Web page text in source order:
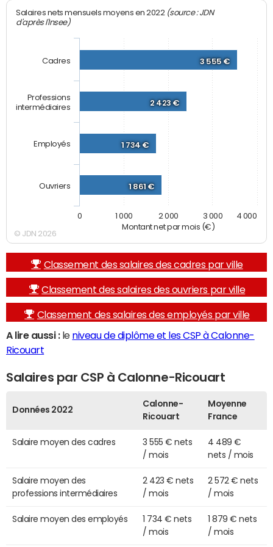
Montant net par mois (€)
Salaires nets mensuels moyens en 2022 (source : JDN
d'après l'Insee)
3 555 €
2 423 €
1 734 €
1 861 €
Cadres
Professions
intermédiaires
Employés
Ouvriers
0 1 000 2 000 3 000 4 000
© JDN 2026
Classement des salaires des cadres par ville
Classement des salaires des ouvriers par ville
Classement des salaires des employés par ville
A lire aussi :le niveau de diplôme et les CSP à Calonne-
Ricouart
Salaires par CSP à Calonne-Ricouart
Données 2022
Calonne-
Ricouart
Moyenne
France
Salaire moyen des cadres
3 555 € nets
/ mois
4 489 €
nets / mois
Salaire moyen des
professions intermédiaires
2 423 € nets
/ mois
2 572 € nets
/ mois
Salaire moyen des employés
1 734 € nets
/ mois
1 879 € nets
/ mois